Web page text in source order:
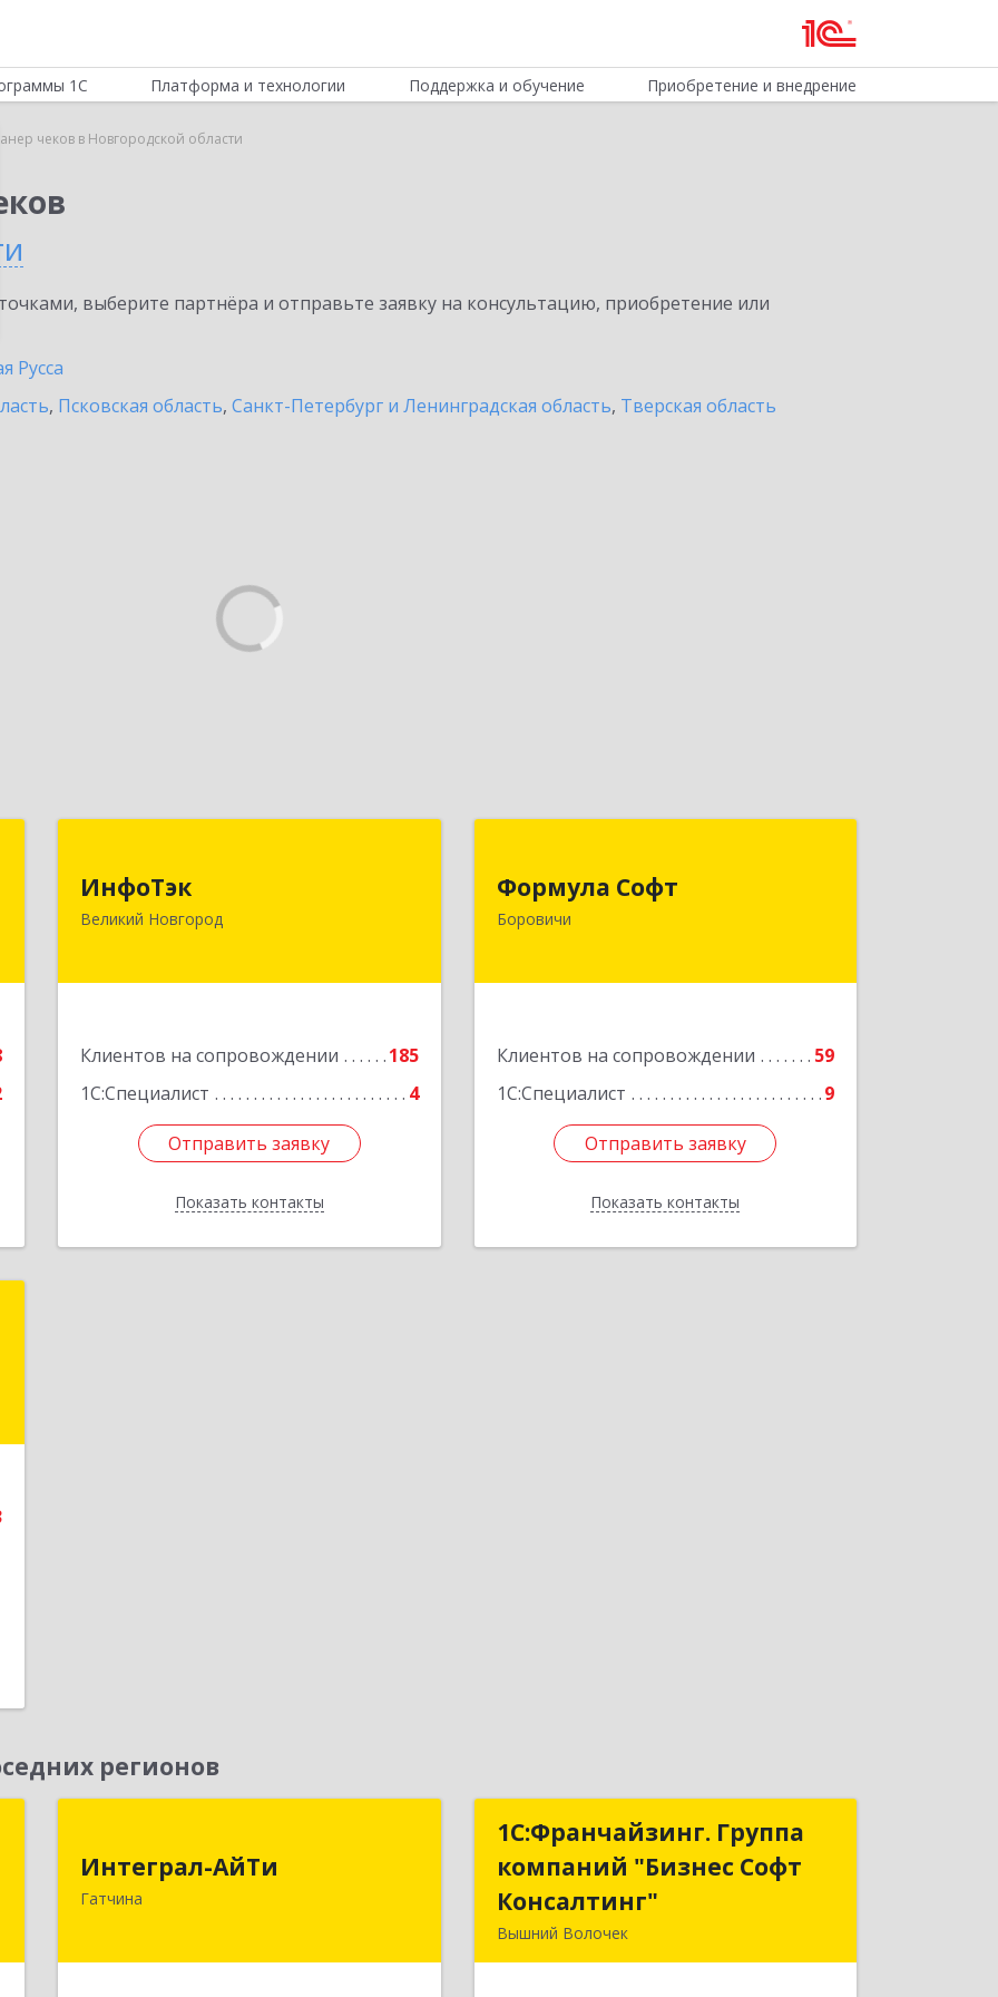
1С Платформа и технологии Поддержка и обучение Приобретение и внедрение
чеков в Новгородской области
выберите партнёра и отправьте заявку на консультацию, приобретение или
Русса
, Псковская область, Санкт-Петербург и Ленинградская область, Тверская область
ИнфоТэк
Великий Новгород
Клиентов на сопровождении
185
1С:Специалист
4
Отправить заявку
Показать контакты
173003, Новгородская обл, Великий
Новгород г, Великая ул, дом № 22
Подробнее
Отправить заявку
Назад
Формула Софт
Боровичи
Клиентов на сопровождении
59
1С:Специалист
9
Отправить заявку
Показать контакты
174411, Новгородская обл,
Боровичский р-н, Боровичи г,
Отправить заявку
Назад
регионов
Интеграл-АйТи
Гатчина
Гатчинский р-н, Гатчина г, 25 Октября
1С:Франчайзинг. Группа
компаний "Бизнес Софт
Консалтинг"
Вышний Волочек
1С:Франчайзинг. Группа
компаний "Бизнес Софт